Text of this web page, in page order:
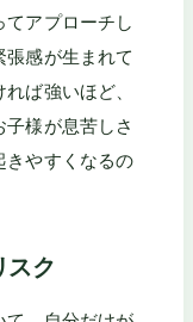
てアプローチし
張感が生まれて
ば強いほど、
様が息苦しさ
きやすくなるの
スク